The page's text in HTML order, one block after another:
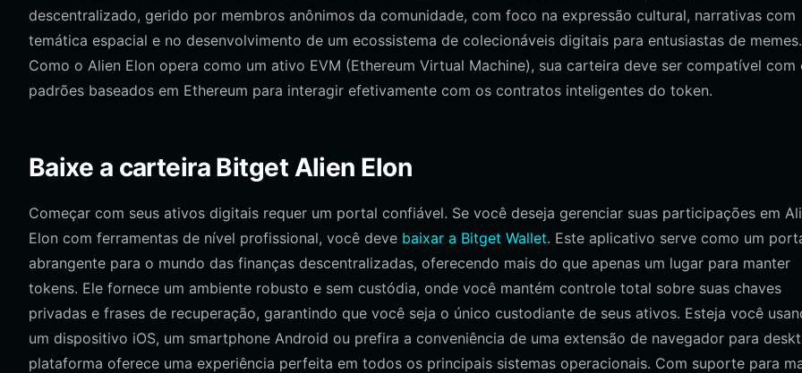
descentralizado, gerido por membros anônimos da comunidade, com foco na expressão cultural, narrativas com
temática espacial e no desenvolvimento de um ecossistema de colecionáveis digitais para entusiastas de memes.
Como o Alien Elon opera como um ativo EVM (Ethereum Virtual Machine), sua carteira deve ser compatível com
padrões baseados em Ethereum para interagir efetivamente com os contratos inteligentes do token.
Baixe a carteira Bitget Alien Elon
Começar com seus ativos digitais requer um portal confiável. Se você deseja gerenciar suas participações em
Elon com ferramentas de nível profissional, você deve baixar a Bitget Wallet. Este aplicativo serve como um
abrangente para o mundo das finanças descentralizadas, oferecendo mais do que apenas um lugar para manter
tokens. Ele fornece um ambiente robusto e sem custódia, onde você mantém controle total sobre suas chaves
privadas e frases de recuperação, garantindo que você seja o único custodiante de seus ativos. Esteja você
um dispositivo iOS, um smartphone Android ou prefira a conveniência de uma extensão de navegador para
plataforma oferece uma experiência perfeita em todos os principais sistemas operacionais. Com suporte para